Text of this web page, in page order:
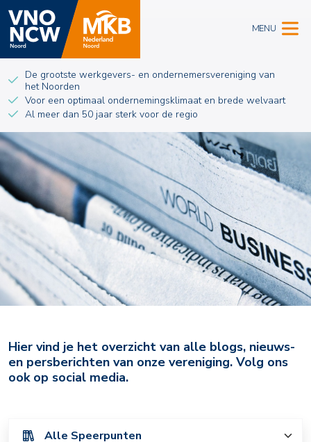
MENU
De grootste werkgevers- en ondernemersvereniging van
het Noorden
Voor een optimaal ondernemingsklimaat en brede welvaart
Al meer dan 50 jaar sterk voor de regio
Archief
Hier vind je het overzicht van alle blogs, nieuws-
en persberichten van onze vereniging. Volg ons
ook op social media.